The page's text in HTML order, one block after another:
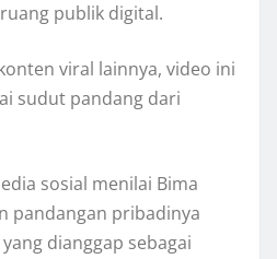
publik digital.
viral lainnya, video ini
sudut pandang dari
sosial menilai Bima
pandangan pribadinya
dianggap sebagai